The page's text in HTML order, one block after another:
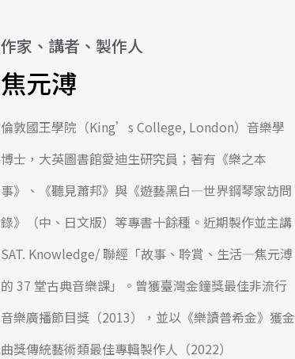
作家、講者、製作人
焦元溥
倫敦國王學院（King’s College, London）音樂學
博士，大英圖書館愛迪生研究員；著有《樂之本
事》、《聽見蕭邦》與《遊藝黑白―世界鋼琴家訪問
錄》（中、日文版）等專書十餘種。近期製作並主講
SAT. Knowledge/ 聯經「故事、聆賞、生活―焦元溥
的 37 堂古典音樂課」。曾獲臺灣金鐘獎最佳非流行
音樂廣播節目獎（2013），並以《樂讀普希金》獲金
曲獎傳統藝術類最佳專輯製作人（2022）